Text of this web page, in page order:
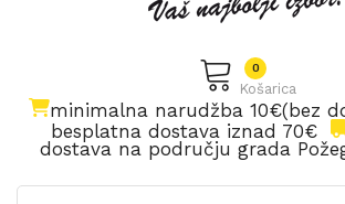
Košarica
0
minimalna narudžba
besplatna dostava iznad 70€
dostava na području grada